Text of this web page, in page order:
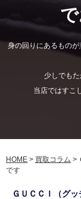
身の回りにあるもの
少しでも
当店ではすこ
HOME > 買取コラム >
です
ＧＵＣＣＩ（グ